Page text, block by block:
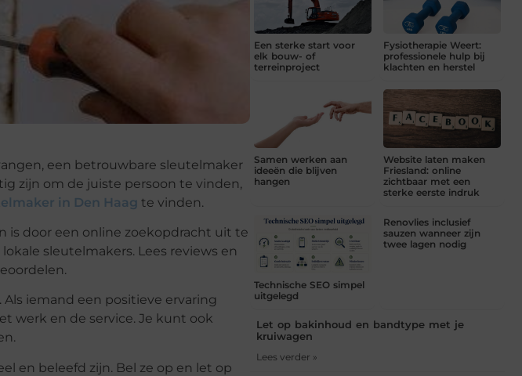
een betrouwbare sleutelmaker
zijn om de juiste persoon te vinden,
in Den Haag te vinden.
is door een online zoekopdracht uit te
sleutelmakers. Lees reviews en
Als iemand een positieve ervaring
werk en de service. Je kunt ook
en beleefd zijn. Bel ze op en let op
Een sterke start voor
elk bouw- of
terreinproject
Fysiotherapie Weert:
professionele hulp bij
klachten en herstel
Samen werken aan
ideeën die blijven
hangen
Website laten maken
Friesland: online
zichtbaar met een
sterke eerste indruk
Technische SEO simpel
uitgelegd
Renovlies inclusief
sauzen wanneer zijn
twee lagen nodig
Let op bakinhoud en bandtype met je
kruiwagen
Lees verder »